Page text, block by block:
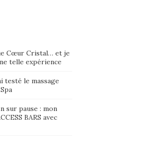
Cœur Cristal… et je
telle expérience
testé le massage
sur pause : mon
BARS avec